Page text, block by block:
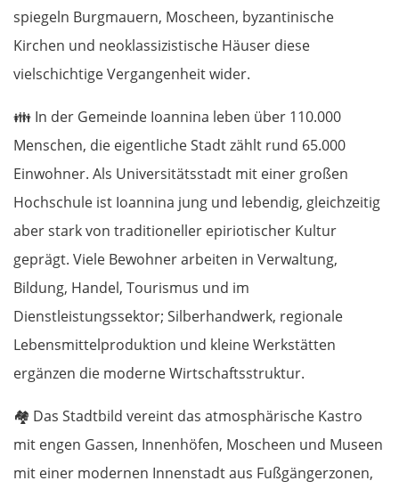
spiegeln Burgmauern, Moscheen, byzantinische
Kirchen und neoklassizistische Häuser diese
vielschichtige Vergangenheit wider.
👪 In der Gemeinde Ioannina leben über 110.000
Menschen, die eigentliche Stadt zählt rund 65.000
Einwohner. Als Universitätsstadt mit einer großen
Hochschule ist Ioannina jung und lebendig, gleichzeitig
aber stark von traditioneller epiriotischer Kultur
geprägt. Viele Bewohner arbeiten in Verwaltung,
Bildung, Handel, Tourismus und im
Dienstleistungssektor; Silberhandwerk, regionale
Lebensmittelproduktion und kleine Werkstätten
ergänzen die moderne Wirtschaftsstruktur.
🏘️ Das Stadtbild vereint das atmosphärische Kastro
mit engen Gassen, Innenhöfen, Moscheen und Museen
mit einer modernen Innenstadt aus Fußgängerzonen,